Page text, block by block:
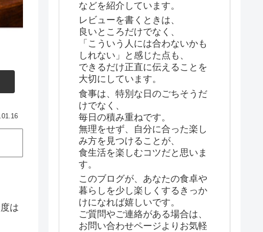
は
などを紹介しています。
レビューを書くときは、
良いところだけでなく、
「こういう人には合わないかも
しれない」と感じた点も、
できるだけ正直に伝えることを
大切にしています。
食事は、特別な日のごちそうだ
けでなく、
毎日の積み重ねです。
無理をせず、自分に合った楽し
み方を見つけることが、
食生活を楽しむコツだと思いま
す。
このブログが、あなたの食卓や
暮らしを少し楽しくするきっか
けになれば嬉しいです。
ご質問やご連絡がある場合は、
お問い合わせページよりお気軽